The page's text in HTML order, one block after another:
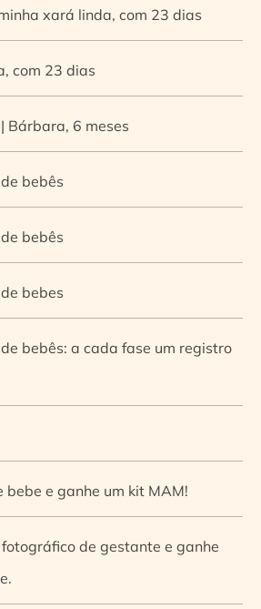
xará linda, com 23 dias
com 23 dias
Bárbara, 6 meses
bebês
bebês
bebes
bebês: a cada fase um registro
bebe e ganhe um kit MAM!
de gestante e ganhe